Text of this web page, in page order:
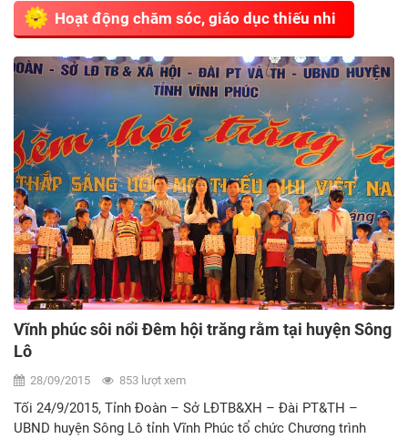
Hoạt động chăm sóc, giáo dục thiếu nhi
Vĩnh phúc sôi nổi Đêm hội trăng rằm tại huyện Sông
Lô
28/09/2015 853 lượt xem
Tối 24/9/2015, Tỉnh Đoàn – Sở LĐTB&XH – Đài PT&TH –
UBND huyện Sông Lô tỉnh Vĩnh Phúc tổ chức Chương trình